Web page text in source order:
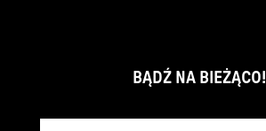
BĄDŹ NA BIEŻĄCO!